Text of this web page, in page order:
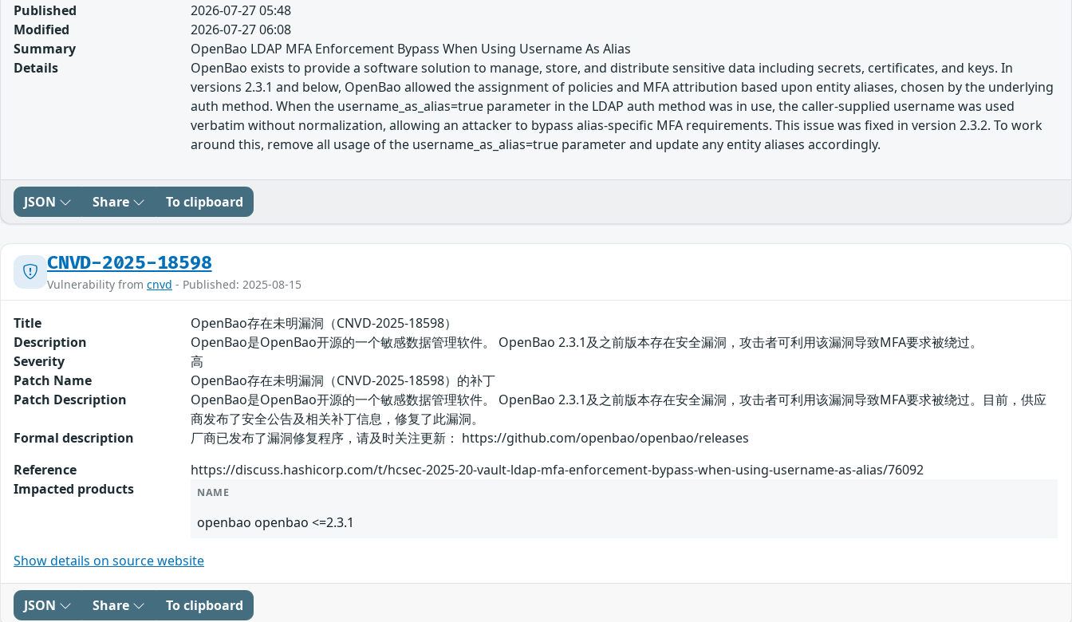
Published
2026-07-27 05:48
Modified
2026-07-27 06:08
Summary
OpenBao LDAP MFA Enforcement Bypass When Using Username As Alias
Details
OpenBao exists to provide a software solution to manage, store, and distribute sensitive data including secrets, certificates, and keys. In
versions 2.3.1 and below, OpenBao allowed the assignment of policies and MFA attribution based upon entity aliases, chosen by the underlying
auth method. When the username_as_alias=true parameter in the LDAP auth method was in use, the caller-supplied username was used
verbatim without normalization, allowing an attacker to bypass alias-specific MFA requirements. This issue was fixed in version 2.3.2. To work
around this, remove all usage of the username_as_alias=true parameter and update any entity aliases accordingly.
JSON Share To clipboard
CNVD-2025-18598
Vulnerability from cnvd - Published: 2025-08-15
Title
OpenBao存在未明漏洞（CNVD-2025-18598）
Description
OpenBao是OpenBao开源的一个敏感数据管理软件。 OpenBao 2.3.1及之前版本存在安全漏洞，攻击者可利用该漏洞导致MFA要求被绕过。
Severity
高
Patch Name
OpenBao存在未明漏洞（CNVD-2025-18598）的补丁
Patch Description
OpenBao是OpenBao开源的一个敏感数据管理软件。 OpenBao 2.3.1及之前版本存在安全漏洞，攻击者可利用该漏洞导致MFA要求被绕过。目前，供应
商发布了安全公告及相关补丁信息，修复了此漏洞。
Formal description
厂商已发布了漏洞修复程序，请及时关注更新： https://github.com/openbao/openbao/releases
Reference
https://discuss.hashicorp.com/t/hcsec-2025-20-vault-ldap-mfa-enforcement-bypass-when-using-username-as-alias/76092
Impacted products
NAME
openbao openbao <=2.3.1
Show details on source website
JSON Share To clipboard